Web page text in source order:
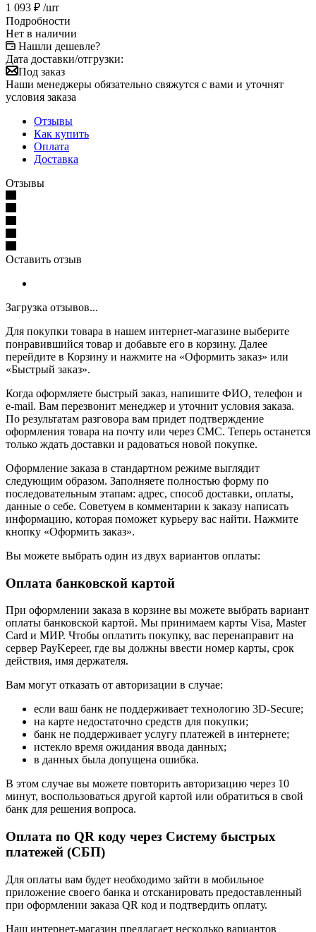
1 093 ₽ /шт
Подробности
Нет в наличии
Нашли дешевле?
Дата доставки/отгрузки:
Под заказ
Наши менеджеры обязательно свяжутся с вами и уточнят
условия заказа
Отзывы
Как купить
Оплата
Доставка
Отзывы
Оставить отзыв
Загрузка отзывов...
Для покупки товара в нашем интернет-магазине выберите
понравившийся товар и добавьте его в корзину. Далее
перейдите в Корзину и нажмите на «Оформить заказ» или
«Быстрый заказ».
Когда оформляете быстрый заказ, напишите ФИО, телефон и
e-mail. Вам перезвонит менеджер и уточнит условия заказа.
По результатам разговора вам придет подтверждение
оформления товара на почту или через СМС. Теперь останется
только ждать доставки и радоваться новой покупке.
Оформление заказа в стандартном режиме выглядит
следующим образом. Заполняете полностью форму по
последовательным этапам: адрес, способ доставки, оплаты,
данные о себе. Советуем в комментарии к заказу написать
информацию, которая поможет курьеру вас найти. Нажмите
кнопку «Оформить заказ».
Вы можете выбрать один из двух вариантов оплаты:
Оплата банковской картой
При оформлении заказа в корзине вы можете выбрать вариант
оплаты банковской картой. Мы принимаем карты Visa, Master
Card и МИР. Чтобы оплатить покупку, вас перенаправит на
сервер PayKepeer, где вы должны ввести номер карты, срок
действия, имя держателя.
Вам могут отказать от авторизации в случае:
если ваш банк не поддерживает технологию 3D-Secure;
на карте недостаточно средств для покупки;
банк не поддерживает услугу платежей в интернете;
истекло время ожидания ввода данных;
в данных была допущена ошибка.
В этом случае вы можете повторить авторизацию через 10
минут, воспользоваться другой картой или обратиться в свой
банк для решения вопроса.
Оплата по QR коду через Систему быстрых
платежей (СБП)
Для оплаты вам будет необходимо зайти в мобильное
приложение своего банка и отсканировать предоставленный
при оформлении заказа QR код и подтвердить оплату.
Наш интернет-магазин предлагает несколько вариантов